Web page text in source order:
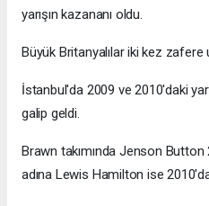
yarışın kazananı oldu.
Büyük Britanyalılar iki kez zafere
İstanbul'da 2009 ve 2010'daki
galip geldi.
Brawn takımında Jenson
adına Lewis Hamilton ise